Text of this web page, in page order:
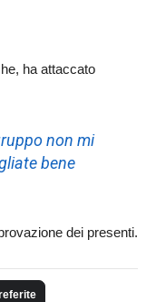
ha attaccato
non mi
bene
dei presenti.